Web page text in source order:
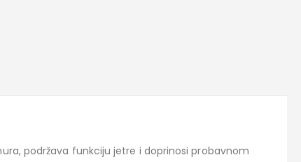
podržava funkciju jetre i doprinosi probavnom